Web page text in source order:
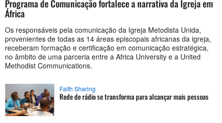
Programa de Comunicação fortalece a narrativa da Igreja em
África
Os responsáveis pela comunicação da Igreja Metodista Unida,
provenientes de todas as 14 áreas episcopais africanas da igreja,
receberam formação e certificação em comunicação estratégica,
no âmbito de uma parceria entre a Africa University e a United
Methodist Communications.
Faith Sharing
Rede de rádio se transforma para alcançar mais pessoas